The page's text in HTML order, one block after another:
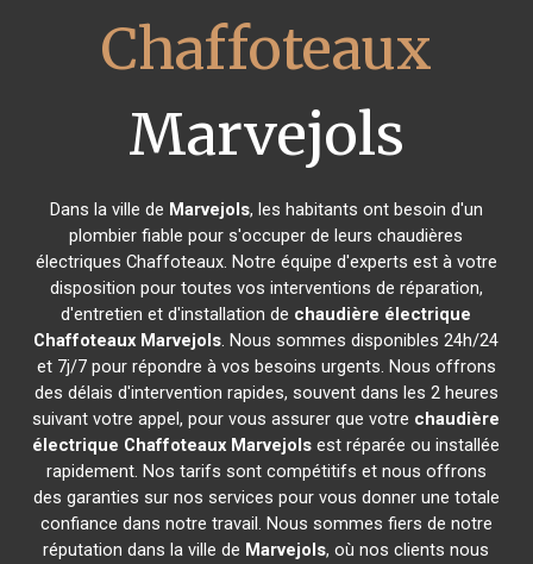
Chaffoteaux
Marvejols
Dans la ville de Marvejols, les habitants ont besoin d'un
plombier fiable pour s'occuper de leurs chaudières
électriques Chaffoteaux. Notre équipe d'experts est à votre
disposition pour toutes vos interventions de réparation,
d'entretien et d'installation de chaudière électrique
Chaffoteaux Marvejols. Nous sommes disponibles 24h/24
et 7j/7 pour répondre à vos besoins urgents. Nous offrons
des délais d'intervention rapides, souvent dans les 2 heures
suivant votre appel, pour vous assurer que votre chaudière
électrique Chaffoteaux Marvejols est réparée ou installée
rapidement. Nos tarifs sont compétitifs et nous offrons
des garanties sur nos services pour vous donner une totale
confiance dans notre travail. Nous sommes fiers de notre
réputation dans la ville de Marvejols, où nos clients nous